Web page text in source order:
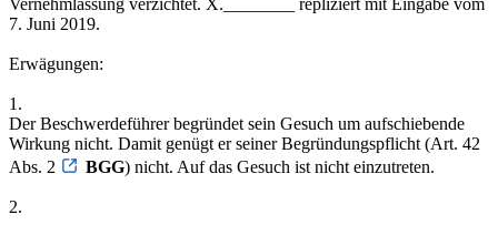
7. Juni 2019.
Erwägungen:
1.
Der Beschwerdeführer begründet sein Gesuch um aufschiebende
Wirkung nicht. Damit genügt er seiner Begründungspflicht (Art. 42
Abs. 2
BGG) nicht. Auf das Gesuch ist nicht einzutreten.
2.